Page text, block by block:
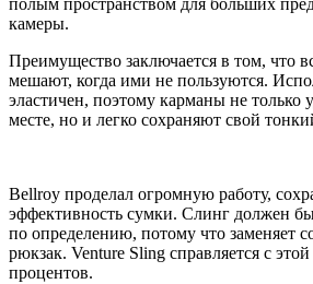
полым пространством для больших
камеры.
Преимущество заключается в том, что
мешают, когда ими не пользуются.
эластичен, поэтому карманы не
месте, но и легко сохраняют свой
Bellroy проделал огромную работу,
эффективность сумки. Слинг должен
по определению, потому что заменяет
рюкзак. Venture Sling справляется с этой
процентов.